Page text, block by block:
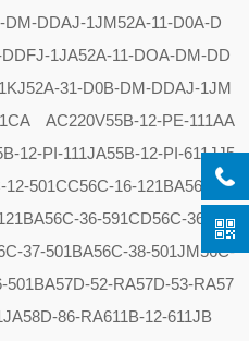
DM-DDAJ-1JM52A-11-D0A-D
1JA52A-11-DOA-DM-DD
52A-31-D0B-DM-DDAJ-1JM
AC220V55B-12-PE-111AA
12-PI-111JA55B-12-PI-611JJ5
12-501CC56C-16-121BA56C-1
56C-36-591CD56C-36-61
37-501BA56C-38-501JM56C-
501BA57D-52-RA57D-53-RA57
58D-86-RA611B-12-611JB